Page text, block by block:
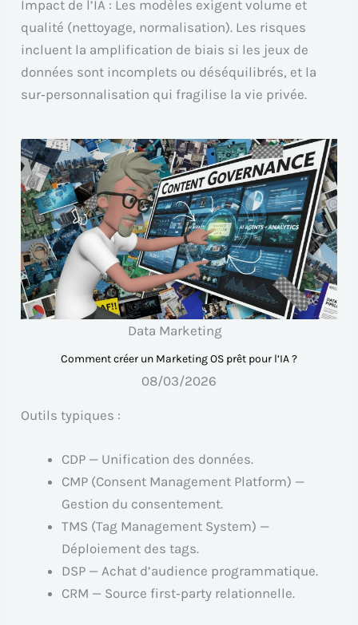
Impact de l’IA : Les modèles exigent volume et
qualité (nettoyage, normalisation). Les risques
incluent la amplification de biais si les jeux de
données sont incomplets ou déséquilibrés, et la
sur‑personnalisation qui fragilise la vie privée.
Data Marketing
Comment créer un Marketing OS prêt pour l’IA ?
08/03/2026
Outils typiques :
CDP — Unification des données.
CMP (Consent Management Platform) —
Gestion du consentement.
TMS (Tag Management System) —
Déploiement des tags.
DSP — Achat d’audience programmatique.
CRM — Source first‑party relationnelle.